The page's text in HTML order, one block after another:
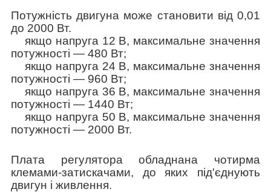
Потужність двигуна може становити від 0,01
до 2000 Вт.
якщо напруга 12 В, максимальне значення
потужності — 480 Вт;
якщо напруга 24 В, максимальне значення
потужності — 960 Вт;
якщо напруга 36 В, максимальне значення
потужності — 1440 Вт;
якщо напруга 50 В, максимальне значення
потужності — 2000 Вт.
Плата регулятора обладнана чотирма
клемами-затискачами, до яких під'єднують
двигун і живлення.